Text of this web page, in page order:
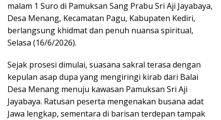
malam 1 Suro di Pamuksan Sang Prabu Sri Aji Jayabaya,
Desa Menang, Kecamatan Pagu, Kabupaten Kediri,
berlangsung khidmat dan penuh nuansa spiritual,
Selasa (16/6/2026).
Sejak prosesi dimulai, suasana sakral terasa dengan
kepulan asap dupa yang mengiringi kirab dari Balai
Desa Menang menuju kawasan Pamuksan Sri Aji
Jayabaya. Ratusan peserta mengenakan busana adat
Jawa lengkap, sementara di barisan terdepan tampak